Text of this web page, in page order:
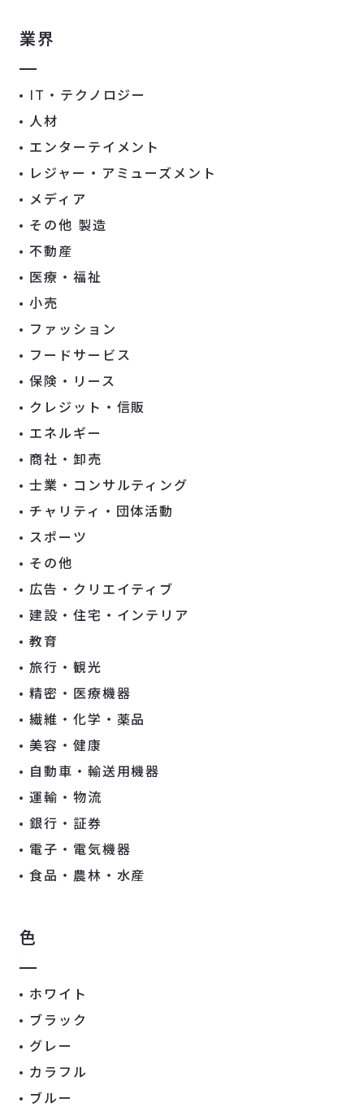
業界
IT・テクノロジー
人材
エンターテイメント
レジャー・アミューズメント
メディア
その他 製造
不動産
医療・福祉
小売
ファッション
フードサービス
保険・リース
クレジット・信販
エネルギー
商社・卸売
士業・コンサルティング
チャリティ・団体活動
スポーツ
その他
広告・クリエイティブ
建設・住宅・インテリア
教育
旅行・観光
精密・医療機器
繊維・化学・薬品
美容・健康
自動車・輸送用機器
運輸・物流
銀行・証券
電子・電気機器
食品・農林・水産
色
ホワイト
ブラック
グレー
カラフル
ブルー